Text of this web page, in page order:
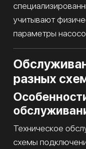
учитывают
параметры
разных
Техническое
схемы